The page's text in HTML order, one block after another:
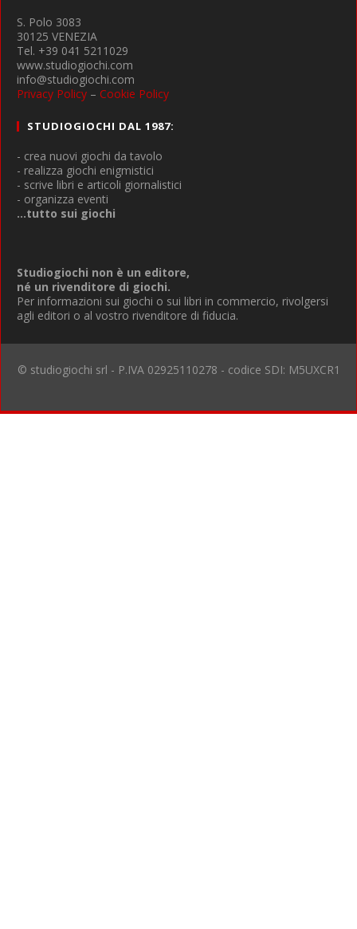
S. Polo 3083
30125 VENEZIA
Tel. +39 041 5211029
www.studiogiochi.com
info@studiogiochi.com
Privacy Policy – Cookie Policy
STUDIOGIOCHI DAL 1987:
- crea nuovi giochi da tavolo
- realizza giochi enigmistici
- scrive libri e articoli giornalistici
- organizza eventi
...tutto sui giochi
Studiogiochi non è un editore,
né un rivenditore di giochi.
Per informazioni sui giochi o sui libri in commercio, rivolgersi
agli editori o al vostro rivenditore di fiducia.
© studiogiochi srl - P.IVA 02925110278 - codice SDI: M5UXCR1